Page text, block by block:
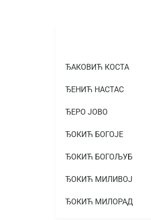
ЂАКОВИЋ КОСТА
ЂЕНИЋ НАСТАС
ЂЕРО ЈОВО
ЂОКИЋ БОГОЈЕ
ЂОКИЋ БОГОЉУБ
ЂОКИЋ МИЛИВОЈ
ЂОКИЋ МИЛОРАД